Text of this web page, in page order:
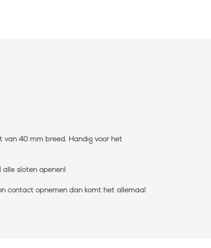
van 40 mm breed. Handig voor het
sloten openen!
contact opnemen dan komt het allemaal